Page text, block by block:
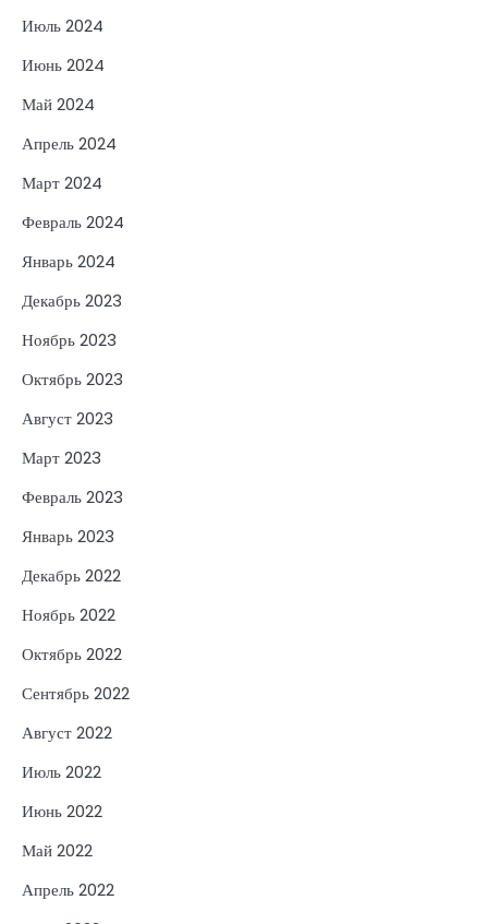
Июль 2024
Июнь 2024
Май 2024
Апрель 2024
Март 2024
Февраль 2024
Январь 2024
Декабрь 2023
Ноябрь 2023
Октябрь 2023
Август 2023
Март 2023
Февраль 2023
Январь 2023
Декабрь 2022
Ноябрь 2022
Октябрь 2022
Сентябрь 2022
Август 2022
Июль 2022
Июнь 2022
Май 2022
Апрель 2022